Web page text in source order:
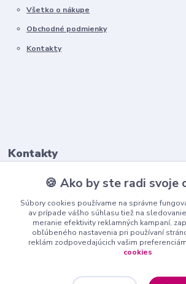
Všetko o nákupe
Obchodné podmienky
Kontakty
Kontakty
+421911 569 017
(Po-Pia, 8-16 hod.)
info@nndecor.sk
🍪 Ako by ste radi svoje
Súbory cookies používame na správne
av prípade vášho súhlasu tiež na
meranie efektivity reklamných kampaní,
obľúbeného nastavenia pri používaní
reklám zodpovedajúcich vašim
cookies